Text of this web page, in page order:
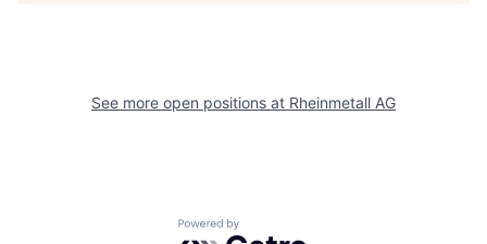
See more open positions at Rheinmetall AG
Powered by Getro.com